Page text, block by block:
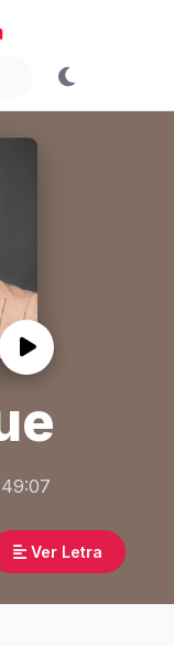
Ver Letra